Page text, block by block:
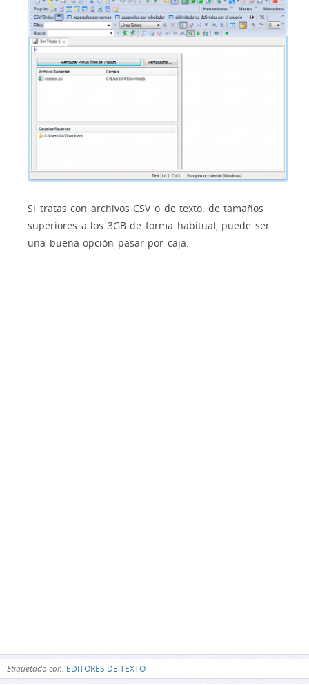
Si tratas con archivos CSV o de texto, de tamaños
superiores a los 3GB de forma habitual, puede ser
una buena opción pasar por caja.
Etiquetado con: EDITORES DE TEXTO